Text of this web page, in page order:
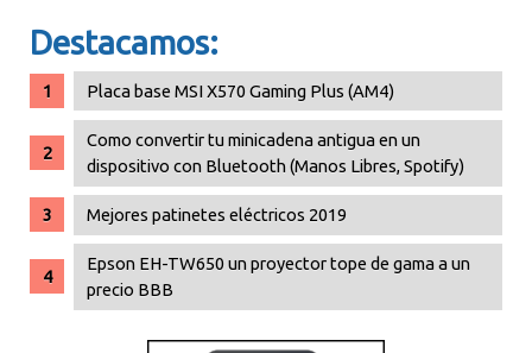
Destacamos:
Placa base MSI X570 Gaming Plus (AM4)
Como convertir tu minicadena antigua en un
dispositivo con Bluetooth (Manos Libres, Spotify)
Mejores patinetes eléctricos 2019
Epson EH-TW650 un proyector tope de gama a un
precio BBB